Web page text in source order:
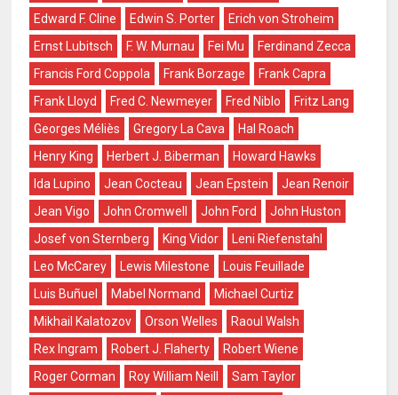
Edward F. Cline
Edwin S. Porter
Erich von Stroheim
Ernst Lubitsch
F. W. Murnau Fei Mu
Ferdinand Zecca
Francis Ford Coppola
Frank Borzage
Frank Capra
Frank Lloyd
Fred C. Newmeyer Fred Niblo
Fritz Lang
Georges Méliès
Gregory La Cava
Hal Roach
Henry King
Herbert J. Biberman
Howard Hawks
Ida Lupino
Jean Cocteau Jean Epstein
Jean Renoir
Jean Vigo
John Cromwell John Ford
John Huston
Josef von Sternberg
King Vidor
Leni Riefenstahl
Leo McCarey
Lewis Milestone
Louis Feuillade
Luis Buñuel
Mabel Normand
Michael Curtiz
Mikhail Kalatozov
Orson Welles
Raoul Walsh
Rex Ingram
Robert J. Flaherty
Robert Wiene
Roger Corman
Roy William Neill
Sam Taylor